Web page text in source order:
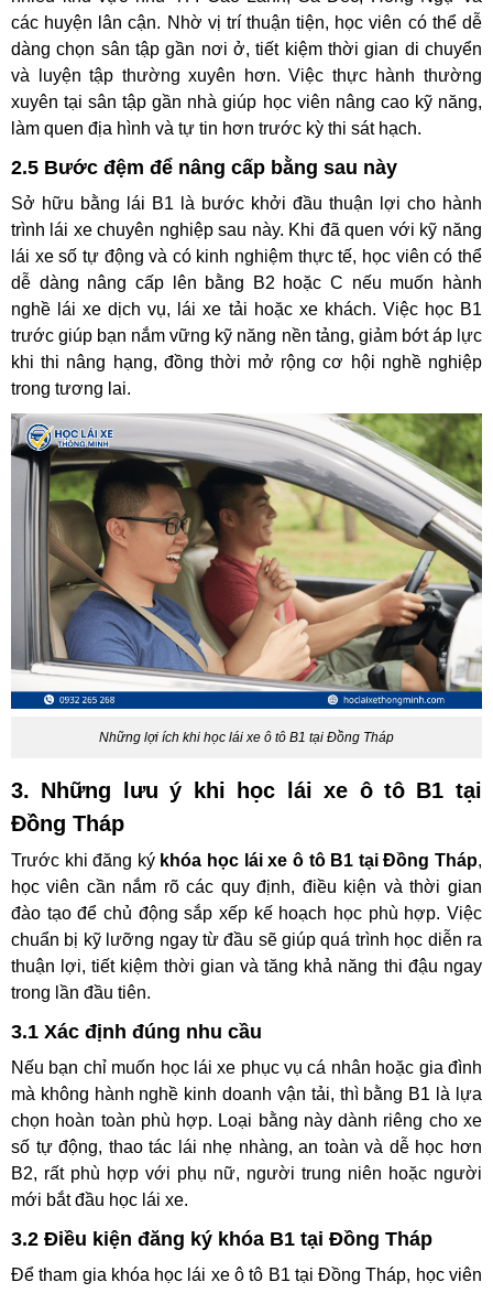
các huyện lân cận. Nhờ vị trí thuận tiện, học viên có thể dễ
dàng chọn sân tập gần nơi ở, tiết kiệm thời gian di chuyển
và luyện tập thường xuyên hơn. Việc thực hành thường
xuyên tại sân tập gần nhà giúp học viên nâng cao kỹ năng,
làm quen địa hình và tự tin hơn trước kỳ thi sát hạch.
2.5 Bước đệm để nâng cấp bằng sau này
Sở hữu bằng lái B1 là bước khởi đầu thuận lợi cho hành
trình lái xe chuyên nghiệp sau này. Khi đã quen với kỹ năng
lái xe số tự động và có kinh nghiệm thực tế, học viên có thể
dễ dàng nâng cấp lên bằng B2 hoặc C nếu muốn hành
nghề lái xe dịch vụ, lái xe tải hoặc xe khách. Việc học B1
trước giúp bạn nắm vững kỹ năng nền tảng, giảm bớt áp lực
khi thi nâng hạng, đồng thời mở rộng cơ hội nghề nghiệp
trong tương lai.
Những lợi ích khi học lái xe ô tô B1 tại Đồng Tháp
3. Những lưu ý khi học lái xe ô tô B1 tại
Đồng Tháp
Trước khi đăng ký khóa học lái xe ô tô B1 tại Đồng Tháp,
học viên cần nắm rõ các quy định, điều kiện và thời gian
đào tạo để chủ động sắp xếp kế hoạch học phù hợp. Việc
chuẩn bị kỹ lưỡng ngay từ đầu sẽ giúp quá trình học diễn ra
thuận lợi, tiết kiệm thời gian và tăng khả năng thi đậu ngay
trong lần đầu tiên.
3.1 Xác định đúng nhu cầu
Nếu bạn chỉ muốn học lái xe phục vụ cá nhân hoặc gia đình
mà không hành nghề kinh doanh vận tải, thì bằng B1 là lựa
chọn hoàn toàn phù hợp. Loại bằng này dành riêng cho xe
số tự động, thao tác lái nhẹ nhàng, an toàn và dễ học hơn
B2, rất phù hợp với phụ nữ, người trung niên hoặc người
mới bắt đầu học lái xe.
3.2 Điều kiện đăng ký khóa B1 tại Đồng Tháp
Để tham gia khóa học lái xe ô tô B1 tại Đồng Tháp, học viên